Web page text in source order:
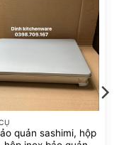
quản sashimi, hộp